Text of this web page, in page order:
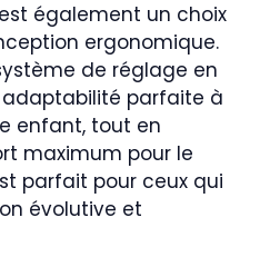
est également un choix
ergonomique.
de réglage en
parfaite à
enfant, tout en
maximum pour le
parfait pour ceux qui
évolutive et